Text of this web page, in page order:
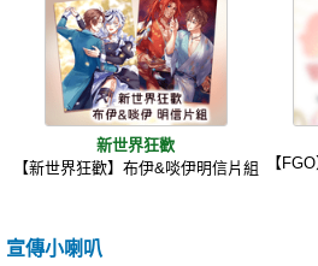
新世界狂歡
【新世界狂歡】布伊&啖伊明信片組
【
宣傳小喇叭